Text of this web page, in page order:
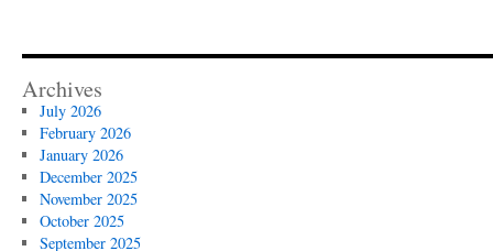
Archives
July 2026
February 2026
January 2026
December 2025
November 2025
October 2025
September 2025